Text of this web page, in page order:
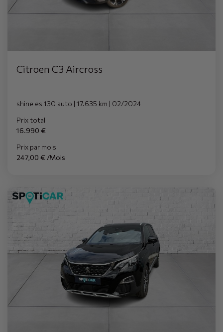
Citroen C3 Aircross
shine es 130 auto | 17.635 km | 02/2024
Prix total
16.990 €
Prix par mois
247,00 € /Mois